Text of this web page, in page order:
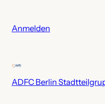
i
Anmelden
ADFC Berlin